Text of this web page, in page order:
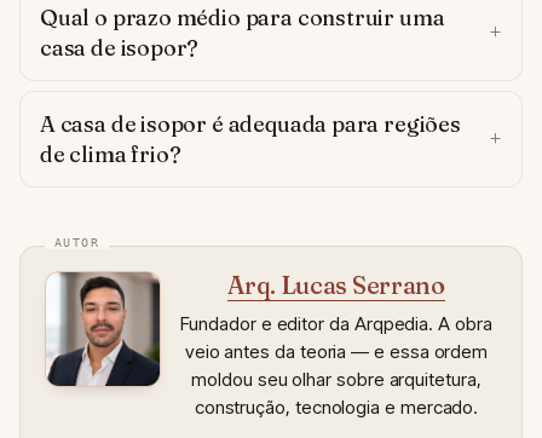
Qual o prazo médio para construir uma
casa de isopor?
A casa de isopor é adequada para regiões
de clima frio?
Arq. Lucas Serrano
Fundador e editor da Arqpedia. A obra
veio antes da teoria — e essa ordem
moldou seu olhar sobre arquitetura,
construção, tecnologia e mercado.